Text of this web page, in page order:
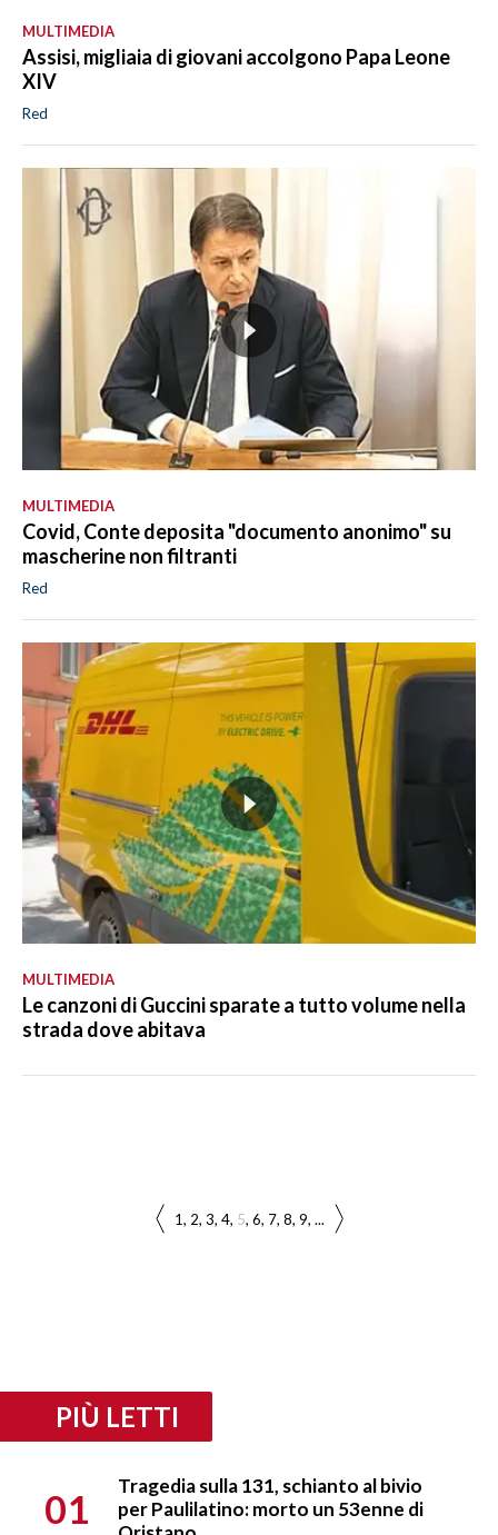
MULTIMEDIA
Assisi, migliaia di giovani accolgono Papa Leone
XIV
Red
MULTIMEDIA
Covid, Conte deposita "documento anonimo" su
mascherine non filtranti
Red
MULTIMEDIA
Le canzoni di Guccini sparate a tutto volume nella
strada dove abitava
1 2 3 4 5 6 7 8 9 ...
PIÙ LETTI
01
Tragedia sulla 131, schianto al bivio
per Paulilatino: morto un 53enne di